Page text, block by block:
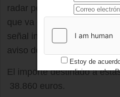
radar pedagógico, que
que va el vehículo, así
señal informativa de aviso
aviso de entrada en zona
El importe destinado a
38.860 euros.
Estoy de
condicionesy los